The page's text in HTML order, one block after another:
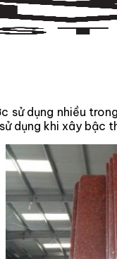
sử dụng nhiều
dụng khi xây bậc